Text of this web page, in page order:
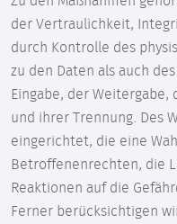
der Vertraulichkeit,
durch Kontrolle des
zu den Daten als auch
Eingabe, der
und ihrer Trennung. Des
eingerichtet, die eine
Betroffenenrechten, die
Reaktionen auf die
Ferner berücksichtigen